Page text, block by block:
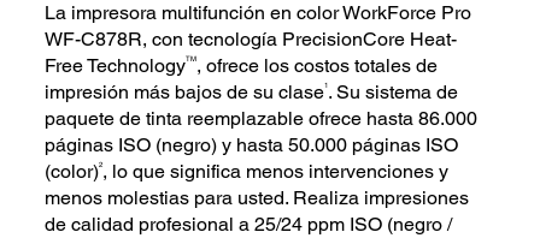
La impresora multifunción en color WorkForce Pro
WF-C878R, con tecnología PrecisionCore Heat-
Free TechnologyTM, ofrece los costos totales de
impresión más bajos de su clase1. Su sistema de
paquete de tinta reemplazable ofrece hasta 86.000
páginas ISO (negro) y hasta 50.000 páginas ISO
(color)2, lo que significa menos intervenciones y
menos molestias para usted. Realiza impresiones
de calidad profesional a 25/24 ppm ISO (negro /